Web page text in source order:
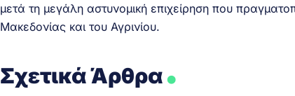
μετά τη μεγάλη αστυνομική επιχείρηση που
Μακεδονίας και του Αγρινίου.
Σχετικά Άρθρα.